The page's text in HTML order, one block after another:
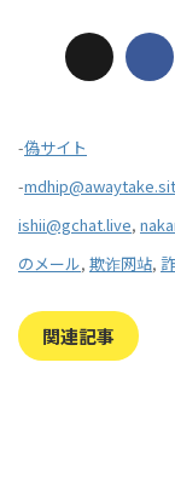
-偽サイト
-
ishii@gchat.live,
のメール, 欺诈网站,
関連記事